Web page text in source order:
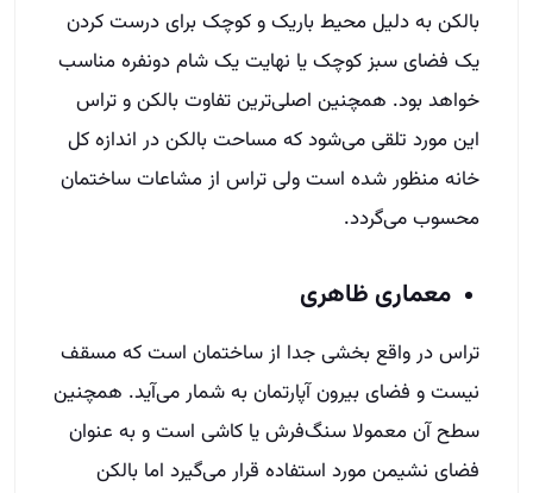
بالکن‌ به دلیل محیط باریک و کوچک برای درست کردن
یک فضای سبز کوچک یا نهایت یک شام دو‌نفره مناسب
خواهد بود. همچنین اصلی‌ترین تفاوت بالکن و تراس
این مورد تلقی می‌شود که مساحت بالکن در اندازه کل
خانه منظور شده است ولی تراس از مشاعات ساختمان
محسوب می‌گردد.
معماری ظاهری
تراس در واقع بخشی جدا از ساختمان است که مسقف
نیست و فضای بیرون آپارتمان به شمار می‌آید. همچنین
سطح آن معمولا سنگ‌فرش یا کاشی است و به عنوان
فضای نشیمن مورد استفاده قرار می‌گیرد اما بالکن